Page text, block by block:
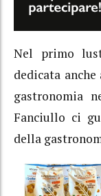
Nel primo
dedicata
gastronomia
Fanciullo ci
della